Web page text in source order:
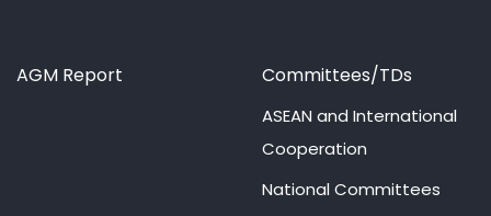
AGM Report Committees/TDs
ASEAN and International
Cooperation
National Committees